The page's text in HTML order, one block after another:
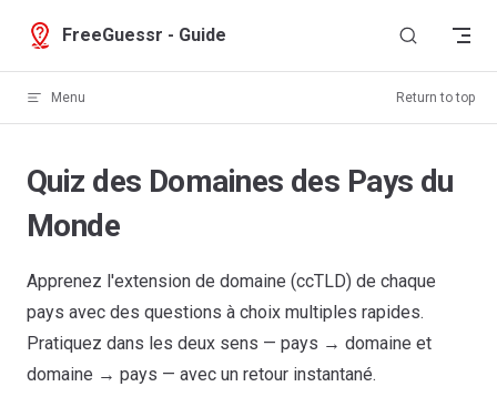
Skip to content
FreeGuessr - Guide
Menu Return to top
Quiz des Domaines des Pays du
Monde
Apprenez l'extension de domaine (ccTLD) de chaque
pays avec des questions à choix multiples rapides.
Pratiquez dans les deux sens — pays → domaine et
domaine → pays — avec un retour instantané.